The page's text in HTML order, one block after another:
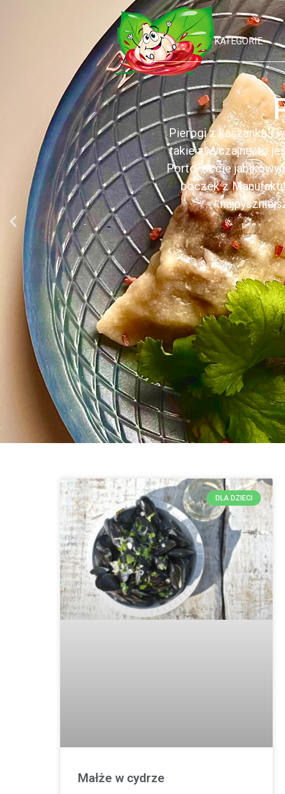
KATEGORIE
Pierogi z kaszanką i
takie zwyczajne, to
Porto, occie
boczek z
DLA DZIECI
Małże w cydrze